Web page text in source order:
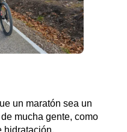
un maratón sea un
mucha gente, como